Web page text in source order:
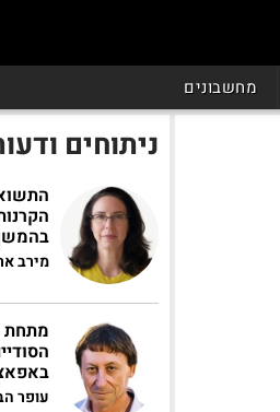
מחשבונים
ניתוחים
מירב
מתחת
עופר